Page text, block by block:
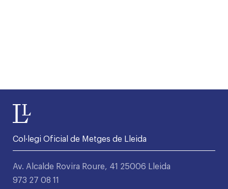
Col·legi Oficial de Metges de Lleida
Av. Alcalde Rovira Roure, 41 25006 Lleida
973 27 08 11